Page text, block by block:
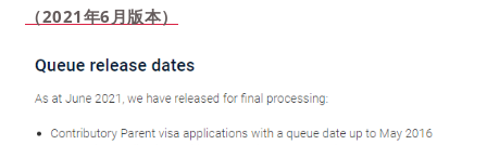
（2021年6月版本）